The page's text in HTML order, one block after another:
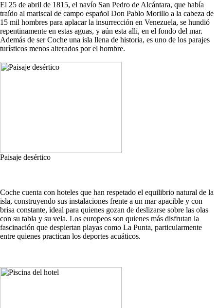
El 25 de abril de 1815, el navío San Pedro de Alcántara, que había
traído al mariscal de campo español Don Pablo Morillo a la cabeza de
15 mil hombres para aplacar la insurrección en Venezuela, se hundió
repentinamente en estas aguas, y aún esta allí, en el fondo del mar.
Además de ser Coche una isla llena de historia, es uno de los parajes
turísticos menos alterados por el hombre.
Paisaje desértico
Coche cuenta con hoteles que han respetado el equilibrio natural de la
isla, construyendo sus instalaciones frente a un mar apacible y con
brisa constante, ideal para quienes gozan de deslizarse sobre las olas
con su tabla y su vela. Los europeos son quienes más disfrutan la
fascinación que despiertan playas como La Punta, particularmente
entre quienes practican los deportes acuáticos.